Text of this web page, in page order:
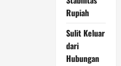
Rupiah
Sulit Keluar
dari
Hubungan